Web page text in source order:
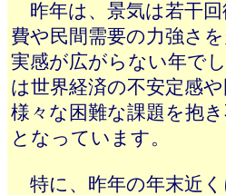
昨年は、景気は若干
費や民間需要の力強さ
実感が広がらない年で
は世界経済の不安定感
様々な困難な課題を抱
となっています。
特に、昨年の年末近